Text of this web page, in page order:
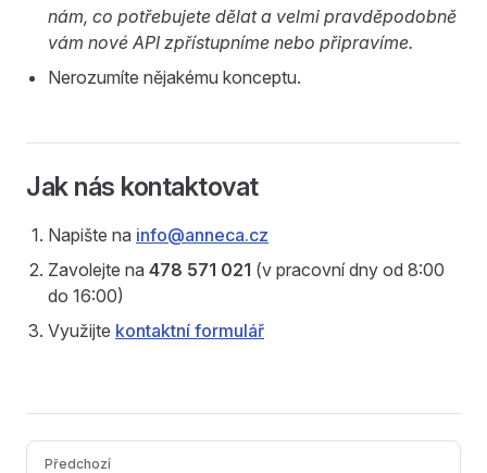
nám, co potřebujete dělat a velmi pravděpodobně
vám nové API zpřístupníme nebo připravíme.
Nerozumíte nějakému konceptu.
Jak nás kontaktovat
Napište na info@anneca.cz
Zavolejte na 478 571 021 (v pracovní dny od 8:00
do 16:00)
Využijte kontaktní formulář
Pager
Předchozí